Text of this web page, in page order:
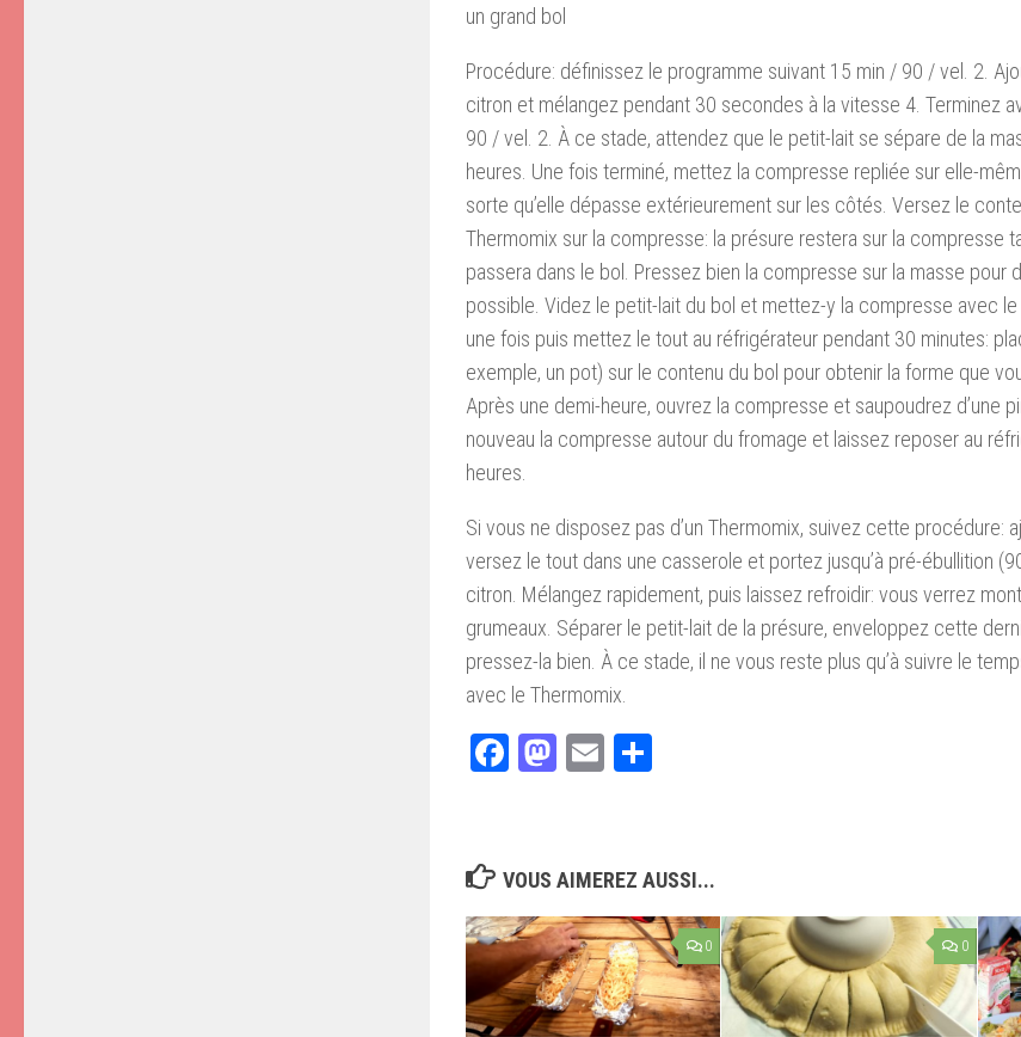
un grand bol
Procédure: définissez le programme suivant 15 min / 90 / vel. 2.
citron et mélangez pendant 30 secondes à la vitesse 4. Terminez
90 / vel. 2. À ce stade, attendez que le petit-lait se sépare de la
heures. Une fois terminé, mettez la compresse repliée sur elle-
sorte qu’elle dépasse extérieurement sur les côtés. Versez le
Thermomix sur la compresse: la présure restera sur la compresse
passera dans le bol. Pressez bien la compresse sur la masse pour
possible. Videz le petit-lait du bol et mettez-y la compresse avec
une fois puis mettez le tout au réfrigérateur pendant 30 minutes:
exemple, un pot) sur le contenu du bol pour obtenir la forme que
Après une demi-heure, ouvrez la compresse et saupoudrez d’une
nouveau la compresse autour du fromage et laissez reposer au
heures.
Si vous ne disposez pas d’un Thermomix, suivez cette procédure:
versez le tout dans une casserole et portez jusqu’à pré-ébullition
citron. Mélangez rapidement, puis laissez refroidir: vous verrez
grumeaux. Séparer le petit-lait de la présure, enveloppez cette
pressez-la bien. À ce stade, il ne vous reste plus qu’à suivre le
avec le Thermomix.
Facebook
Mastodon
Email
VOUS AIMEREZ AUSSI...
0 0